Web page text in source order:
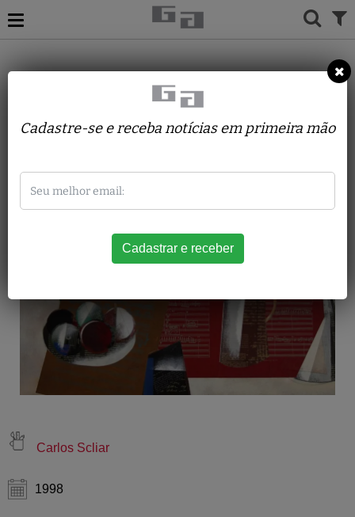
CARLOS SCLIAR
Bule, Frutas, Funil e Partituras
Carlos Scliar
1998
Cadastre-se e receba notícias em primeira mão